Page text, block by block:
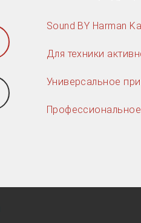
Sound BY Harman
Для техники
Универсальное